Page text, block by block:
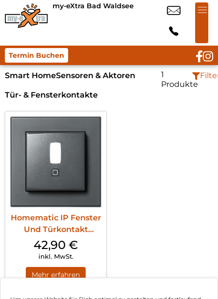
my-eXtra Bad Waldsee
Termin Buchen
Smart HomeSensoren & Aktoren
Tür- & Fensterkontakte
1
Produkte
Homematic IP Fenster
Und Türkontakt
Optisch Weiß
42,90 €
inkl. MwSt.
Mehr erfahren